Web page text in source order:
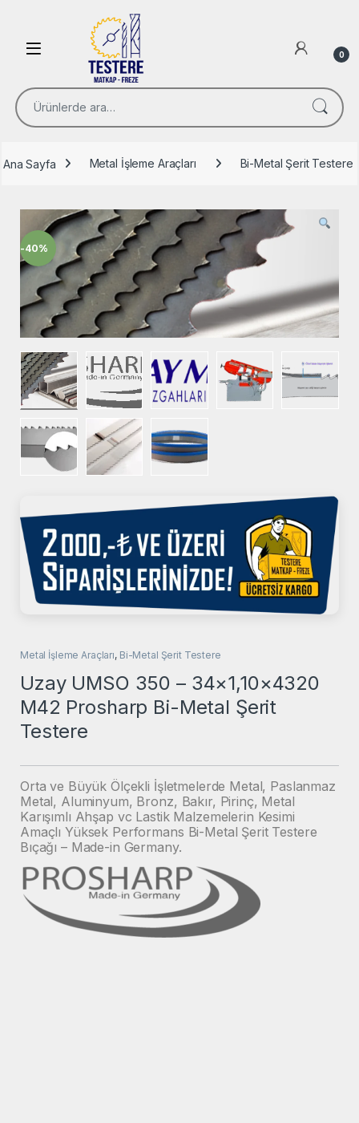
Open 0
Ara:
Ana Sayfa Metal İşleme Araçları Bi-Metal Şerit Testere
-40%
Metal İşleme Araçları, Bi-Metal Şerit Testere
Uzay UMSO 350 – 34×1,10×4320
M42 Prosharp Bi-Metal Şerit
Testere
Orta ve Büyük Ölçekli İşletmelerde Metal, Paslanmaz
Metal, Aluminyum, Bronz, Bakır, Pirinç, Metal
Karışımlı Ahşap vc Lastik Malzemelerin Kesimi
Amaçlı Yüksek Performans Bi-Metal Şerit Testere
Bıçağı – Made-in Germany.